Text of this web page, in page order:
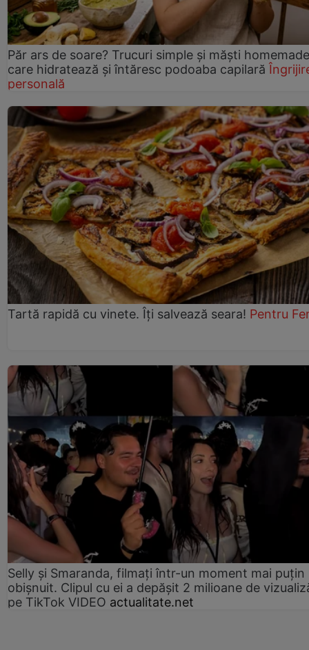
Păr ars de soare? Trucuri simple și măști homemade
care hidratează și întăresc podoaba capilară
personală
Tartă rapidă cu vinete. Îți salvează seara! Pentru
Selly și Smaranda, filmați într-un moment mai puțin
obișnuit. Clipul cu ei a depășit 2 milioane de
pe TikTok VIDEO actualitate.net